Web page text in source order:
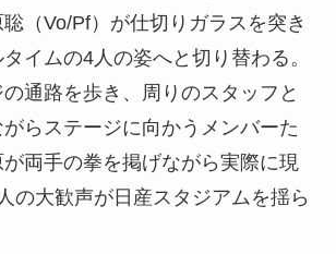
（Vo/Pf）が仕切りガラスを突き
イムの4人の姿へと切り替わる。
通路を歩き、周りのスタッフと
らステージに向かうメンバーた
両手の拳を掲げながら実際に現
の大歓声が日産スタジアムを揺ら